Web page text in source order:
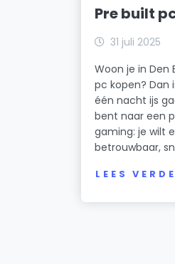
Pre built
31 juli 2025
Woon je in Den
pc kopen? Dan
één nacht ijs
bent naar een
gaming: je wilt
betrouwbaar,
LEES